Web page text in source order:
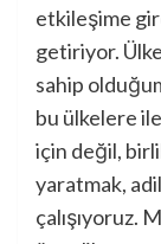
etkileşime
getiriyor.
sahip
bu ülkelere
için değil,
yaratmak,
çalışıyoruz.